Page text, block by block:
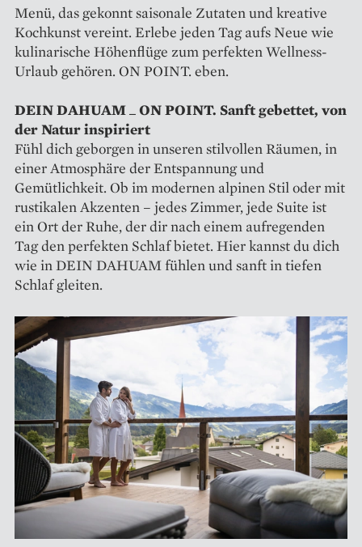
Menü, das gekonnt saisonale Zutaten und kreative
Kochkunst vereint. Erlebe jeden Tag aufs Neue wie
kulinarische Höhenflüge zum perfekten Wellness-
Urlaub gehören. ON POINT. eben.
DEIN DAHUAM _ ON POINT. Sanft gebettet, von
der Natur inspiriert
Fühl dich geborgen in unseren stilvollen Räumen, in
einer Atmosphäre der Entspannung und
Gemütlichkeit. Ob im modernen alpinen Stil oder mit
rustikalen Akzenten – jedes Zimmer, jede Suite ist
ein Ort der Ruhe, der dir nach einem aufregenden
Tag den perfekten Schlaf bietet. Hier kannst du dich
wie in DEIN DAHUAM fühlen und sanft in tiefen
Schlaf gleiten.